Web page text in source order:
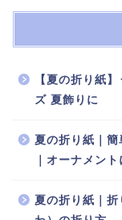
【夏の折り紙
ズ 夏飾りに
夏の折り紙｜
｜オーナメン
夏の折り紙｜折